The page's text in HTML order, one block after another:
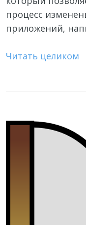
процесс
приложений,
Читать целиком